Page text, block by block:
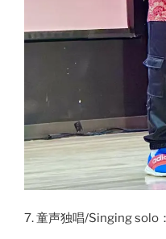
7. 童声独唱/Singing solo